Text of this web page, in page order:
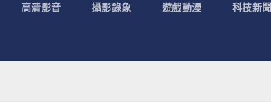
高清影音 攝影錄象 遊戲動漫 科技新聞